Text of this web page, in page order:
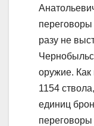
разу не
оружие. Как
1154
единиц
переговоры